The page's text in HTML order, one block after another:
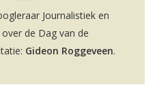
Journalistiek en
over de Dag van de
Gideon Roggeveen.